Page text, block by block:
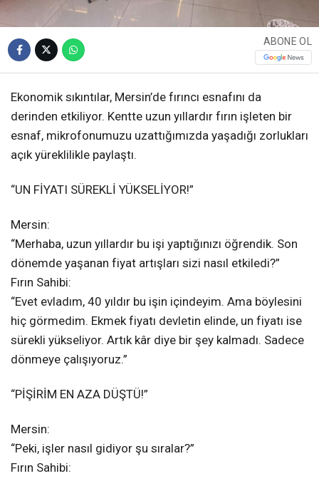
ABONE OL
Ekonomik sıkıntılar, Mersin’de fırıncı esnafını da
derinden etkiliyor. Kentte uzun yıllardır fırın işleten bir
esnaf, mikrofonumuzu uzattığımızda yaşadığı zorlukları
açık yüreklilikle paylaştı.
“UN FİYATI SÜREKLİ YÜKSELİYOR!”
Mersin:
“Merhaba, uzun yıllardır bu işi yaptığınızı öğrendik. Son
dönemde yaşanan fiyat artışları sizi nasıl etkiledi?”
Fırın Sahibi:
“Evet evladım, 40 yıldır bu işin içindeyim. Ama böylesini
hiç görmedim. Ekmek fiyatı devletin elinde, un fiyatı ise
sürekli yükseliyor. Artık kâr diye bir şey kalmadı. Sadece
dönmeye çalışıyoruz.”
“PİŞİRİM EN AZA DÜŞTÜ!”
Mersin:
“Peki, işler nasıl gidiyor şu sıralar?”
Fırın Sahibi: